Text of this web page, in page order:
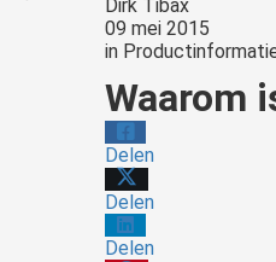
Dirk Tibax
09 mei 2015
in
Waarom
Delen
Delen
Delen